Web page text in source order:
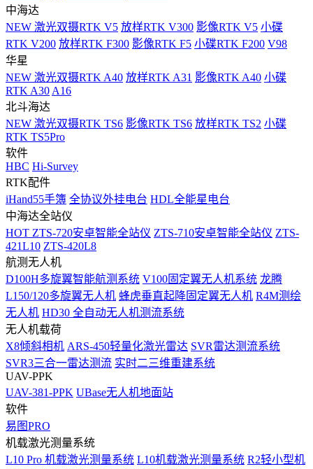
中海达
NEW 激光双摄RTK V5 放样RTK V300 影像RTK V5 小碟
RTK V200 放样RTK F300 影像RTK F5 小碟RTK F200 V98
华星
NEW 激光双摄RTK A40 放样RTK A31 影像RTK A40 小碟
RTK A30 A16
北斗海达
NEW 激光双摄RTK TS6 影像RTK TS6 放样RTK TS2 小碟
RTK TS5Pro
软件
HBC Hi-Survey
RTK配件
iHand55手簿 全协议外挂电台 HDL全能星电台
中海达全站仪
HOT ZTS-720安卓智能全站仪 ZTS-710安卓智能全站仪 ZTS-
421L10 ZTS-420L8
航测无人机
D100H多旋翼智能航测系统 V100固定翼无人机系统 龙腾
L150/120多旋翼无人机 蜂虎垂直起降固定翼无人机 R4M测绘
无人机 HD30 全自动无人机测流系统
无人机载荷
X8倾斜相机 ARS-450轻量化激光雷达 SVR雷达测流系统
SVR3三合一雷达测流 实时二三维重建系统
UAV-PPK
UAV-381-PPK UBase无人机地面站
软件
易图PRO
机载激光测量系统
L10 Pro 机载激光测量系统 L10机载激光测量系统 R2轻小型机